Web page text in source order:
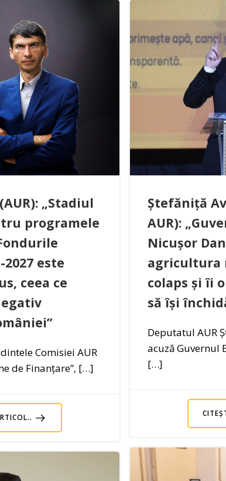
„Stadiul
programele
2027 este
ceea ce
Comisiei AUR
de Finanțare”, […]
Ștefăniță
AUR):
Nicușor
agricultura
colaps și îi
să își
Deputatul AUR
acuză Guvernul
[…]